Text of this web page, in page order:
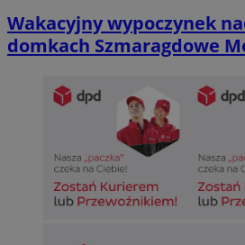
Wakacyjny wypoczynek
domkach Szmaragdowe